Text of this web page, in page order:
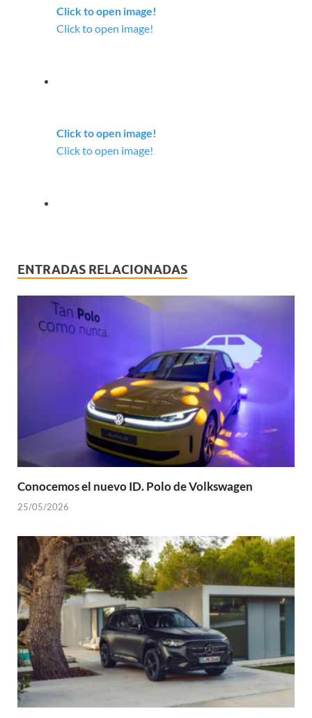
Click to open image!
Click to open image!
Click to open image!
Click to open image!
ENTRADAS RELACIONADAS
Conocemos el nuevo ID. Polo de Volkswagen
25/05/2026